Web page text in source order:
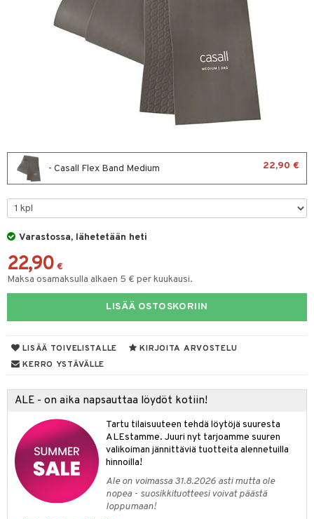
- Casall Flex Band Medium 22,90 €
Varastossa, lähetetään heti
22,90 €
Maksa osamaksulla alkaen 5 € per kuukausi.
LISÄÄ OSTOSKORIIN
LISÄÄ TOIVELISTALLE
KIRJOITA ARVOSTELU
KERRO YSTÄVÄLLE
ALE - on aika napsauttaa löydöt kotiin!
Tartu tilaisuuteen tehdä löytöjä suuresta
ALEstamme. Juuri nyt tarjoamme suuren
valikoiman jännittäviä tuotteita alennetuilla
hinnoilla!
Ale on voimassa 31.8.2026 asti mutta ole
nopea - suosikkituotteesi voivat päästä
loppumaan!
& vastauksia